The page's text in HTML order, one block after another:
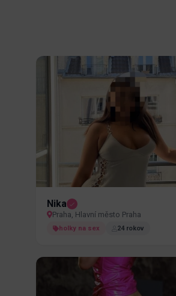
Nika
Praha, Hlavní město Praha
holky na sex 24 rokov